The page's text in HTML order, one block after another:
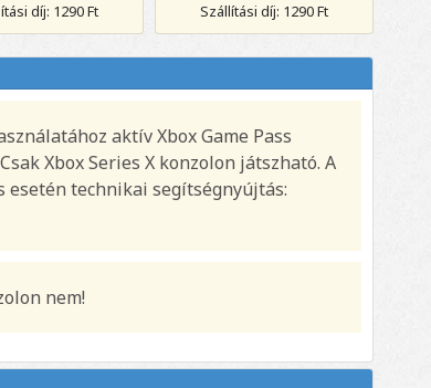
díj: 1290 Ft
Szállítási díj: 1290 Ft
aktív Xbox Game Pass
Xbox Series X konzolon játszható. A
esetén technikai segítségnyújtás:
nem!